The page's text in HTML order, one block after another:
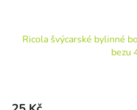
Ricola švýcarské bylinné
bezu